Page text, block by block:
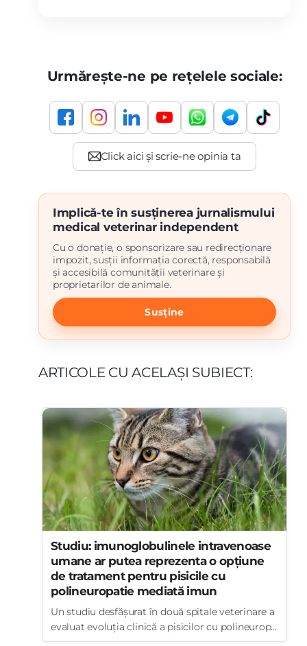
Urmărește-ne pe rețelele sociale:
Implică-te în susținerea jurnalismului
medical veterinar independent
Cu o donație, o sponsorizare sau redirecționare
impozit, susții informația corectă, responsabilă
și accesibilă comunității veterinare și
proprietarilor de animale.
Susține
ARTICOLE CU ACELAȘI SUBIECT:
Studiu: imunoglobulinele intravenoase
umane ar putea reprezenta o opțiune
de tratament pentru pisicile cu
polineuropatie mediată imun
Un studiu desfășurat în două spitale veterinare a
evaluat evoluția clinică a pisicilor cu polineurop...